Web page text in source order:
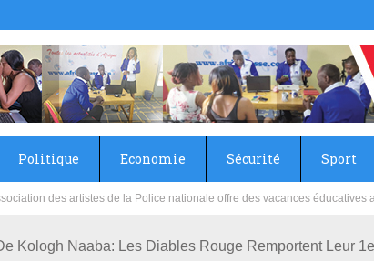
Politique Economie Sécurité Sport
écoles primaire et collège du Camp Général Aboubacar Sangoulé
Kologh Naaba: Les Diables Rouge Remportent Leur